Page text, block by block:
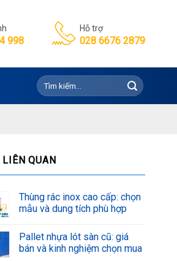
998
Hỗ trợ
028 6676 2879
Tìm
kiếm:
QUAN
Thùng rác inox cao cấp: chọn
mẫu và dung tích phù hợp
Pallet nhựa lót sàn cũ: giá
bán và kinh nghiệm chọn mua